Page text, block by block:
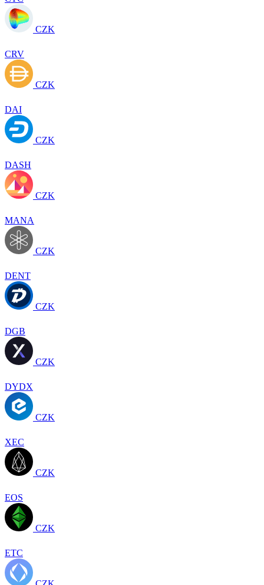
CZK
CRV
CZK
DAI
CZK
DASH
CZK
MANA
CZK
DENT
CZK
DGB
CZK
DYDX
CZK
XEC
CZK
EOS
CZK
ETC